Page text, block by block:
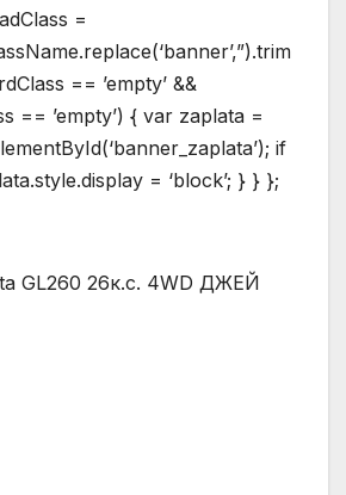
=
== ’empty’ &&
== ’empty’) { var zaplata =
if
= ‘block’; } } };
GL260 26к.с. 4WD ДЖЕЙ